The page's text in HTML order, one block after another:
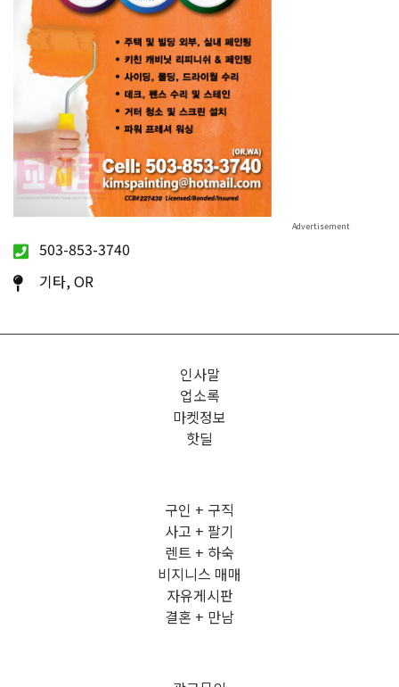
503-853-3740
기타, OR
인사말
업소록
마켓정보
핫딜
구인 + 구직
사고 + 팔기
렌트 + 하숙
비지니스 매매
자유게시판
결혼 + 만남